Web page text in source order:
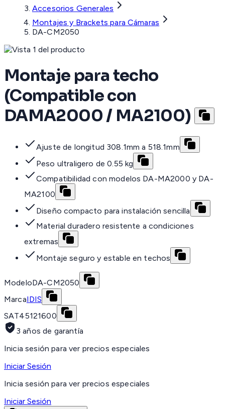
Accesorios Generales
Montajes y Brackets para Cámaras
DA-CM2050
Montaje para techo
(Compatible con
DAMA2000 / MA2100)
Ajuste de longitud 308.1mm a 518.1mm
Peso ultraligero de 0.55 kg
Compatibilidad con modelos DA-MA2000 y DA-
MA2100
Diseño compacto para instalación sencilla
Material duradero resistente a condiciones
extremas
Montaje seguro y estable en techos
ModeloDA-CM2050
MarcaIDIS
SAT45121600
3 años de garantía
Inicia sesión para ver precios especiales
Iniciar Sesión
Inicia sesión para ver precios especiales
Iniciar Sesión